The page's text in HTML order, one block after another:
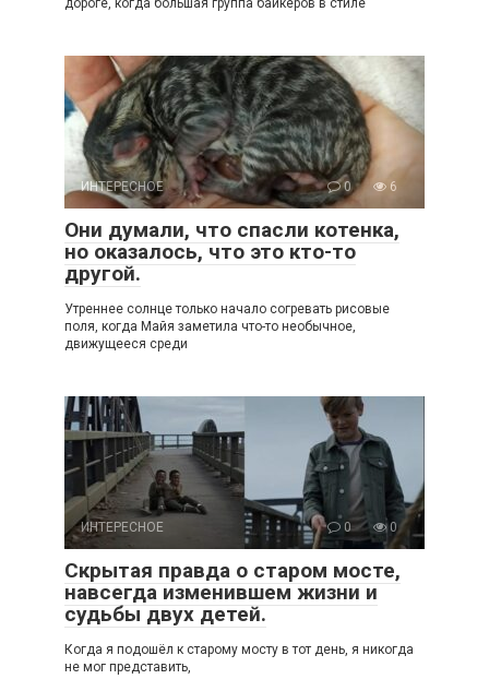
дороге, когда большая группа байкеров в стиле
ИНТЕРЕСНОЕ 0 6
Они думали, что спасли котенка,
но оказалось, что это кто-то
другой.
Утреннее солнце только начало согревать рисовые
поля, когда Майя заметила что-то необычное,
движущееся среди
ИНТЕРЕСНОЕ 0 0
Скрытая правда о старом мосте,
навсегда изменившем жизни и
судьбы двух детей.
Когда я подошёл к старому мосту в тот день, я никогда
не мог представить,